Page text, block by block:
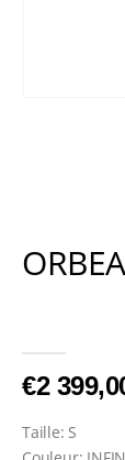
0Sur 5
€2
Taille: S